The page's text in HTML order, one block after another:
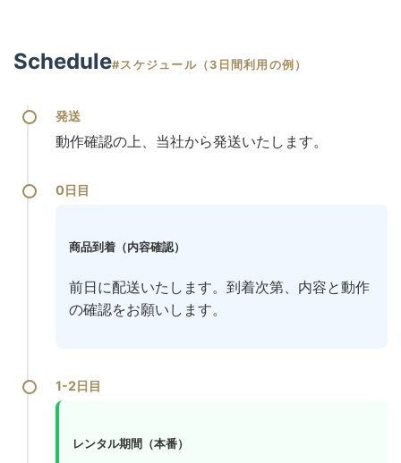
Schedule#スケジュール（3日間利用の例）
発送
動作確認の上、当社から発送いたします。
0日目
商品到着（内容確認）
前日に配送いたします。到着次第、内容と動作
の確認をお願いします。
1-2日目
レンタル期間（本番）